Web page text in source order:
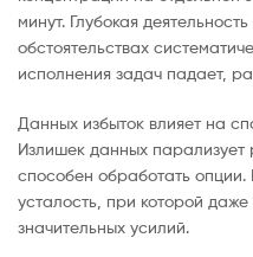
минут. Глубокая
обстоятельствах
исполнения задач падает,
Данных избыток влияет на
Излишек данных парализует
способен обработать опции.
усталость, при которой
значительных усилий.